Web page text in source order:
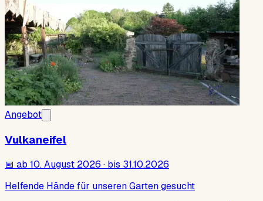
Angebot
Vulkaneifel
📅 ab 10. August 2026 · bis 31.10.2026
Helfende Hände für unseren Garten gesucht